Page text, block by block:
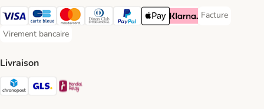
Visa Payment Method
carte bleue Payment Method
Master Card Payment Method
Diners Club Payment Method
Paypal Payment Method
Apple Pay Payment Method
Klarna Payment Method
Facture
Facture
Virement bancaire
Virement bancaire Payment Method
Livraison
Chronopost Shipping Method
GLS Shipping Method